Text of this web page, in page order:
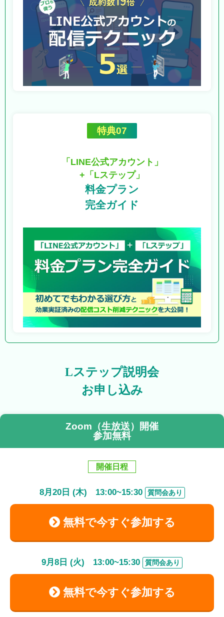
特典07
「LINE公式アカウント」
+「Lステップ」
料金プラン
完全ガイド
Lステップ説明会
お申し込み
Zoom（生放送）開催
参加無料
開催日程
8月 20日 (木) 13:00~15:30 質問会あり
無料で今すぐ参加する
9月 8 日 (火) 13:00~15:30 質問会あり
無料で今すぐ参加する